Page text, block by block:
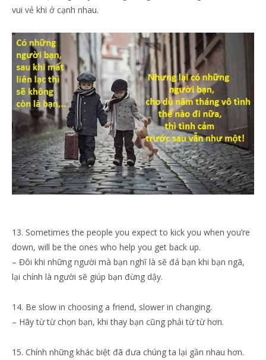
vui vẻ khi ở cạnh nhau.
13. Sometimes the people you expect to kick you when you’re
down, will be the ones who help you get back up.
– Đôi khi những người mà bạn nghĩ là sẽ đá bạn khi bạn ngã,
lại chính là người sẽ giúp bạn đừng dậy.
14. Be slow in choosing a friend, slower in changing.
– Hãy từ từ chọn bạn, khi thay bạn cũng phải từ từ hơn.
15. Chính những khác biệt đã đưa chúng ta lại gần nhau hơn.